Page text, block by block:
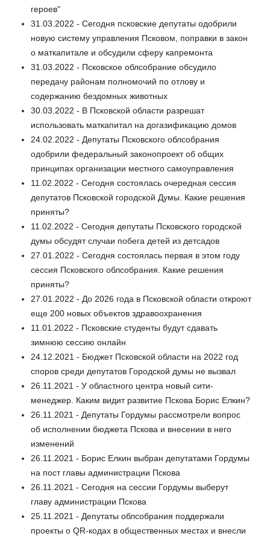
героев"
31.03.2022 - Сегодня псковские депутаты одобрили
новую систему управления Псковом, поправки в закон
о маткапитале и обсудили сферу капремонта
31.03.2022 - Псковское облсобрание обсудило
передачу районам полномочий по отлову и
содержанию бездомных животных
30.03.2022 - В Псковской области разрешат
использовать маткапитал на догазификацию домов
24.02.2022 - Депутаты Псковского облсобрания
одобрили федеральный законопроект об общих
принципах организации местного самоуправления
11.02.2022 - Сегодня состоялась очередная сессия
депутатов Псковской городской Думы. Какие решения
приняты?
11.02.2022 - Сегодня депутаты Псковского городской
думы обсудят случаи побега детей из детсадов
27.01.2022 - Сегодня состоялась первая в этом году
сессия Псковского облсобрания. Какие решения
приняты?
27.01.2022 - До 2026 года в Псковской области откроют
еще 200 новых объектов здравоохранения
11.01.2022 - Псковские студенты будут сдавать
зимнюю сессию онлайн
24.12.2021 - Бюджет Псковской области на 2022 год
споров среди депутатов Городской думы не вызвал
26.11.2021 - У областного центра новый сити-
менеджер. Каким видит развитие Пскова Борис Елкин?
26.11.2021 - Депутаты Гордумы рассмотрели вопрос
об исполнении бюджета Пскова и внесении в него
изменений
26.11.2021 - Борис Елкин выбран депутатами Гордумы
на пост главы администрации Пскова
26.11.2021 - Сегодня на сессии Гордумы выберут
главу администрации Пскова
25.11.2021 - Депутаты облсобрания поддержали
проекты о QR-кодах в общественных местах и внесли